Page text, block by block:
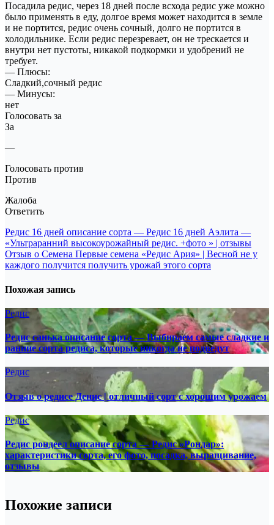
Посадила редис, через 18 дней после всхода редис уже можно
было применять в еду, долгое время может находится в земле
и не портится, редис очень сочный, долго не портится в
холодильнике. Если редис перезревает, он не трескается и
внутри нет пустоты, никакой подкормки и удобрений не
требует.
— Плюсы:
Сладкий,сочный редис
— Минусы:
нет
Голосовать за
За
—
Голосовать против
Против
Жалоба
Ответить
Навигация
по
записям
Редис 16 дней описание сорта — Редис 16 дней Аэлита —
«Ультраранний высокоурожайный редис. +фото » | отзывы
Отзыв о Семена Первые семена «Редис Ария» | Весной не у
каждого получится получить урожай этого сорта
Похожая запись
Редис
Редис санька описание сорта — Выбираем самые сладкие и
ранние сорта редиса, которые никогда не подведут
Редис
Отзыв о редисе Денис | отличный сорт с хорошим урожаем
Редис
Редис рондеел описание сорта — Редис «Рондар»:
характеристики сорта, его фото, посадка, выращивание,
отзывы
Похожие записи